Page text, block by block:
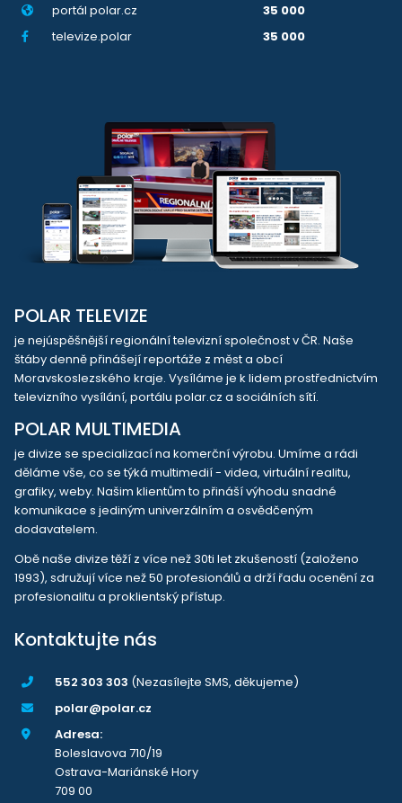
portál polar.cz
35 000
televize.polar
35 000
POLAR TELEVIZE
je nejúspěšnější regionální televizní společnost v ČR. Naše
štáby denně přinášejí reportáže z měst a obcí
Moravskoslezského kraje. Vysíláme je k lidem prostřednictvím
televizního vysílání, portálu polar.cz a sociálních sítí.
POLAR MULTIMEDIA
je divize se specializací na komerční výrobu. Umíme a rádi
děláme vše, co se týká multimedií - videa, virtuální realitu,
grafiky, weby. Našim klientům to přináší výhodu snadné
komunikace s jediným univerzálním a osvědčeným
dodavatelem.
Obě naše divize těží z více než 30ti let zkušeností (založeno
1993), sdružují více než 50 profesionálů a drží řadu ocenění za
profesionalitu a proklientský přístup.
Kontaktujte nás
552 303 303 (Nezasílejte SMS, děkujeme)
polar@polar.cz
Adresa:
Boleslavova 710/19
Ostrava-Mariánské Hory
709 00